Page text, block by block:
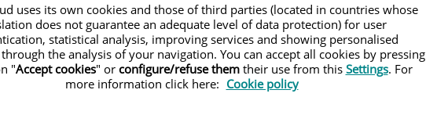
GabrielGili Cirera
uses its own cookies and those of third parties (located in countries whose
does not guarantee an adequate level of data protection) for user
statistical analysis, improving services and showing personalised
the analysis of your navigation. You can accept all cookies by pressing
"Accept cookies" or configure/refuse themtheir use from this Settings. For
more information click here: Cookie policy